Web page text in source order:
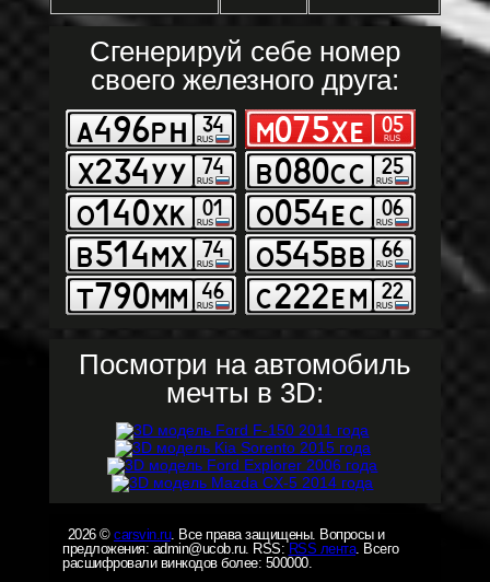
Сгенерируй себе номер
своего железного друга:
Посмотри на автомобиль
мечты в 3D:
2026 © carsvin.ru. Все права защищены. Вопросы и
предложения: admin@ucob.ru. RSS:RSS лента. Всего
расшифровали винкодов более: 500000.